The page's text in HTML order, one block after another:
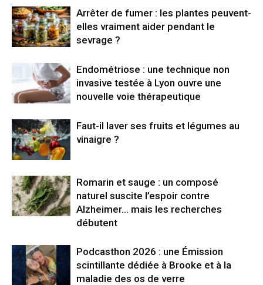
Arrêter de fumer : les plantes peuvent-
elles vraiment aider pendant le
sevrage ?
Endométriose : une technique non
invasive testée à Lyon ouvre une
nouvelle voie thérapeutique
Faut-il laver ses fruits et légumes au
vinaigre ?
Romarin et sauge : un composé
naturel suscite l’espoir contre
Alzheimer… mais les recherches
débutent
Podcasthon 2026 : une Émission
scintillante dédiée à Brooke et à la
maladie des os de verre